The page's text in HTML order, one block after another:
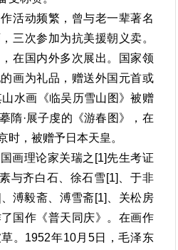
活动频繁，曾与老一辈著名
三次参加为抗美援朝义卖。
在国内外多次展出。国家领
画为礼品，赠送外国元首或
水画《临吴历雪山图》被赠
隋·展子虔的《游春图》，在
时，被赠予日本天皇。
画理论家关瑞之[1]先生考证
与齐白石、徐石雪[1]、于非
溥毅斋、溥雪斋[1]、关松房
国作《普天同庆》。在画作
。1952年10月5日，毛泽东